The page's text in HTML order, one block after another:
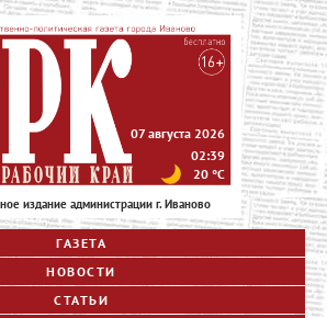
издание администрации г. Иваново
07 августа 2026
02:39
20 °C
ГАЗЕТА
НОВОСТИ
СТАТЬИ